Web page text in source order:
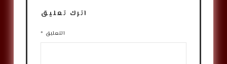
اترك تعليق
التعليق *